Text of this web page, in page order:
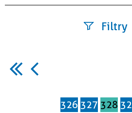
Filtry
Data
326 327 328